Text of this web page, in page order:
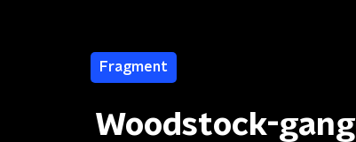
Fragment
Woodstock-